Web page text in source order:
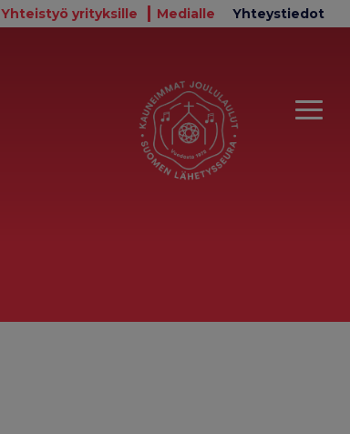
Yhteistyö yrityksille Medialle Yhteystiedot